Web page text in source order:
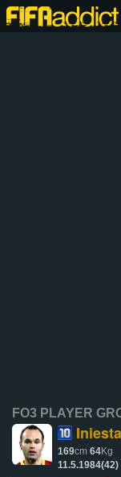
FO3 PLAYER
Iniesta
169cm64Kg
11.5.1984(42)